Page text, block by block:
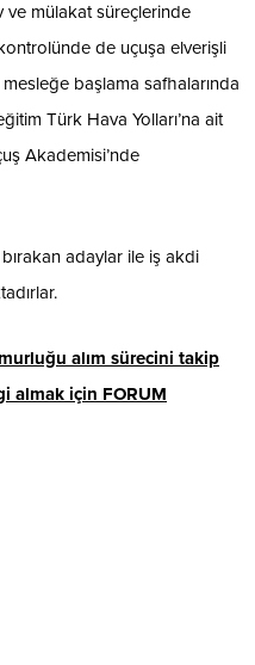
ve mülakat süreçlerinde
de uçuşa elverişli
başlama safhalarında
Türk Hava Yolları’na ait
Akademisi’nde
adaylar ile iş akdi
alım sürecini takip
almak için FORUM